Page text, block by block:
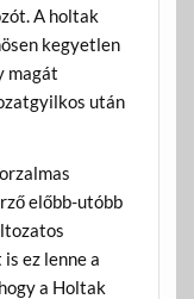
A holtak
kegyetlen
magát
után
előbb-utóbb
ez lenne a
a Holtak